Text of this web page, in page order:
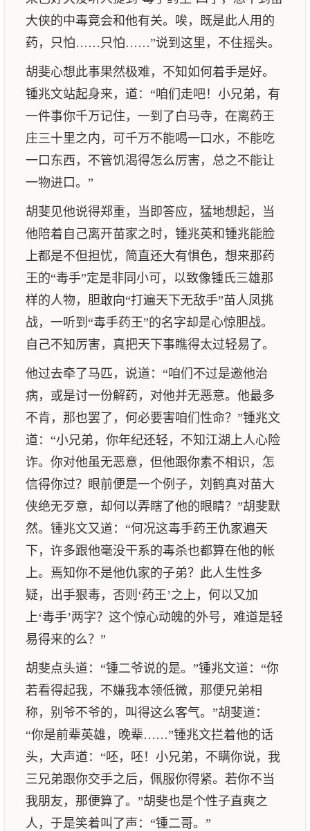
大侠的中毒竟会和他有关。唉，既是此人用的
药，只怕……只怕……”说到这里，不住摇头。
胡斐心想此事果然极难，不知如何着手是好。
锺兆文站起身来，道：“咱们走吧！小兄弟，有
一件事你千万记住，一到了白马寺，在离药王
庄三十里之内，可千万不能喝一口水，不能吃
一口东西，不管饥渴得怎么厉害，总之不能让
一物进口。”
胡斐见他说得郑重，当即答应，猛地想起，当
他陪着自己离开苗家之时，锺兆英和锺兆能脸
上都是不但担忧，简直还大有惧色，想来那药
王的“毒手”定是非同小可，以致像锺氏三雄那
样的人物，胆敢向“打遍天下无敌手”苗人凤挑
战，一听到“毒手药王”的名字却是心惊胆战。
自己不知厉害，真把天下事瞧得太过轻易了。
他过去牵了马匹，说道：“咱们不过是邀他治
病，或是讨一份解药，对他并无恶意。他最多
不肯，那也罢了，何必要害咱们性命？”锺兆文
道：“小兄弟，你年纪还轻，不知江湖上人心险
诈。你对他虽无恶意，但他跟你素不相识，怎
信得你过？眼前便是一个例子，刘鹤真对苗大
侠绝无歹意，却何以弄瞎了他的眼睛？”胡斐默
然。锺兆文又道：“何况这毒手药王仇家遍天
下，许多跟他毫没干系的毒杀也都算在他的帐
上。焉知你不是他仇家的子弟？此人生性多
疑，出手狠毒，否则‘药王’之上，何以又加
上‘毒手’两字？这个惊心动魄的外号，难道是轻
易得来的么？”
胡斐点头道：“锺二爷说的是。”锺兆文道：“你
若看得起我，不嫌我本领低微，那便兄弟相
称，别爷不爷的，叫得这么客气。”胡斐道：
“你是前辈英雄，晚辈……”锺兆文拦着他的话
头，大声道：“呸，呸！小兄弟，不瞒你说，我
三兄弟跟你交手之后，佩服你得紧。若你不当
我朋友，那便算了。”胡斐也是个性子直爽之
人，于是笑着叫了声：“锺二哥。”